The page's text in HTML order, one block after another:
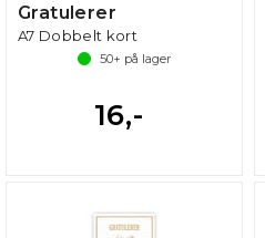
Gratulerer
A7 Dobbelt kort
50+ på lager
16,-